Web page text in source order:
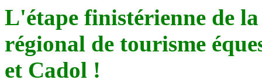
L'étape finistérienne de
régional de tourisme
et Cadol !